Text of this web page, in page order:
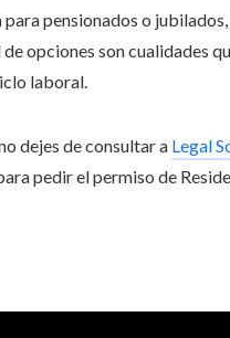
pensionados o
opciones son cualidades
laboral.
dejes de consultar a Legal
pedir el permiso de